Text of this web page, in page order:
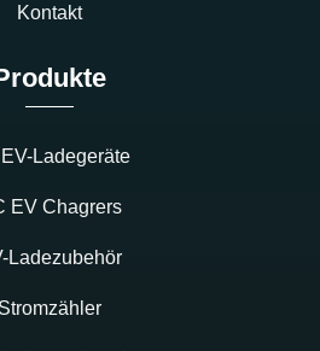
Kontakt
Ladegeräte
EV Chagrers
Ladezubehör
Stromzähler